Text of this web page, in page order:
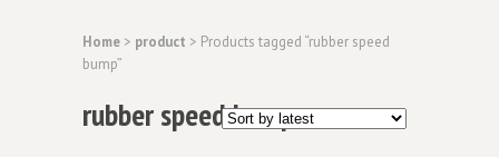
Home > product > Products tagged “rubber speed
bump”
rubber speed bump